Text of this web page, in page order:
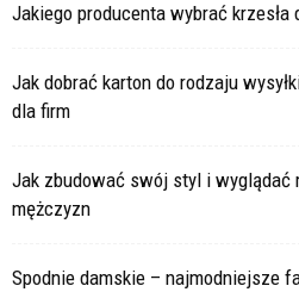
Jakiego producenta wybrać krzesła
Jak dobrać karton do rodzaju
dla firm
Jak zbudować swój styl i wyglądać
mężczyzn
Spodnie damskie – najmodniejsze